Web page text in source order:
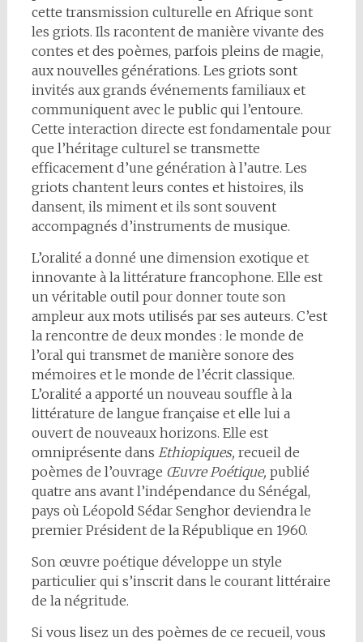
cette transmission culturelle en Afrique sont
les griots. Ils racontent de manière vivante des
contes et des poèmes, parfois pleins de magie,
aux nouvelles générations. Les griots sont
invités aux grands événements familiaux et
communiquent avec le public qui l’entoure.
Cette interaction directe est fondamentale pour
que l’héritage culturel se transmette
efficacement d’une génération à l’autre. Les
griots chantent leurs contes et histoires, ils
dansent, ils miment et ils sont souvent
accompagnés d’instruments de musique.
L’oralité a donné une dimension exotique et
innovante à la littérature francophone. Elle est
un véritable outil pour donner toute son
ampleur aux mots utilisés par ses auteurs. C’est
la rencontre de deux mondes : le monde de
l’oral qui transmet de manière sonore des
mémoires et le monde de l’écrit classique.
L’oralité a apporté un nouveau souffle à la
littérature de langue française et elle lui a
ouvert de nouveaux horizons. Elle est
omniprésente dans Ethiopiques, recueil de
poèmes de l’ouvrage Œuvre Poétique, publié
quatre ans avant l’indépendance du Sénégal,
pays où Léopold Sédar Senghor deviendra le
premier Président de la République en 1960.
Son œuvre poétique développe un style
particulier qui s’inscrit dans le courant littéraire
de la négritude.
Si vous lisez un des poèmes de ce recueil, vous